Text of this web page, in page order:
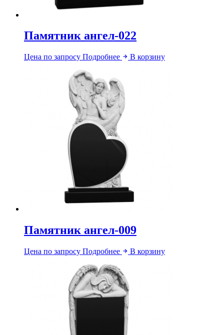
Памятник ангел-022
Цена по запросу Подробнее В корзину
Памятник ангел-009
Цена по запросу Подробнее В корзину